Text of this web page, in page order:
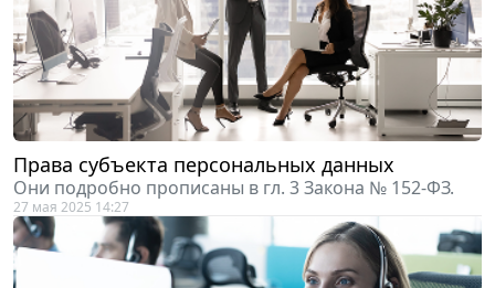
Права субъекта персональных данных
Они подробно прописаны в гл. 3 Закона № 152-ФЗ.
27 мая 2025 14:27